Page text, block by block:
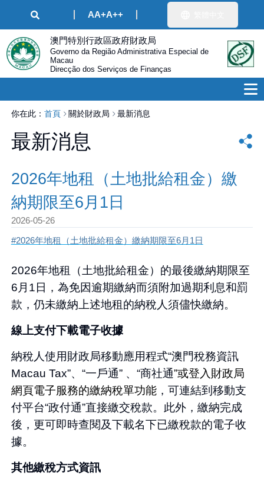
AA+A++
澳門特別行政區政府財政局
Governo da Região Administrativa Especial de
Macau
Direcção dos Serviços de Finanças
你在此： 首頁 關於財政局 最新消息
最新消息
2026年地租（土地批給租金）繳
納期限至6月1日
2026-05-26
#2026年地租（土地批給租金）繳納期限至6月1日
2026年地租（土地批給租金）的最後繳納期限至
6月1日，為免因逾期繳納而須附加過期利息和罰
款，仍未繳納上述地租的納稅人須儘快繳納。
線上支付下載電子收據
納稅人使用財政局移動應用程式“澳門稅務資訊
Macau Tax”、“一戶通” 、“商社通”或登入財政局
網頁電子服務的繳納稅單功能，可連結到移動支
付平台“政付通”直接繳交稅款。此外，繳納完成
後，更可即時查閱及下載名下已繳稅款的電子收
據。
其他繳稅方式資訊